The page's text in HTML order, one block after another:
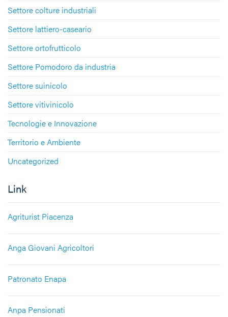
Settore colture industriali
Settore lattiero-caseario
Settore ortofrutticolo
Settore Pomodoro da industria
Settore suinicolo
Settore vitivinicolo
Tecnologie e Innovazione
Territorio e Ambiente
Uncategorized
Link
Agriturist Piacenza
Anga Giovani Agricoltori
Patronato Enapa
Anpa Pensionati